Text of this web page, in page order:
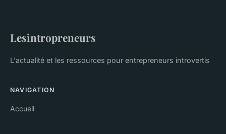
Lesintropreneurs
L'actualité et les ressources pour entrepreneurs introvertis
NAVIGATION
Accueil